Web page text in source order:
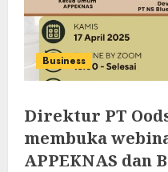
Business
Direktur PT
membuka
APPEKNAS dan